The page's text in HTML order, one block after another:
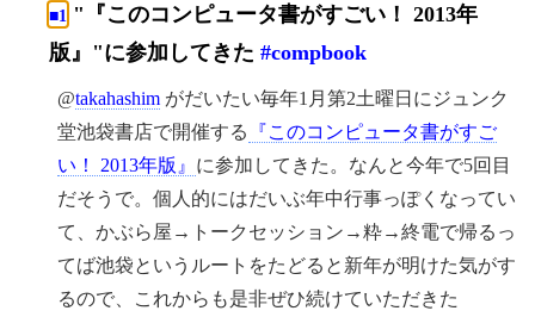
■1
"『このコンピュータ書がすごい！ 2013年
版』"に参加してきた #compbook
@takahashim がだいたい毎年1月第2土曜日にジュンク
堂池袋書店で開催する
『このコンピュータ書がすご
い！ 2013年版』 に参加してきた。なんと今年で5回目
だそうで。個人的にはだいぶ年中行事っぽくなってい
て、かぶら屋→トークセッション→粋→終電で帰るっ
てば池袋というルートをたどると新年が明けた気がす
るので、これからも是非ぜひ続けていただきた